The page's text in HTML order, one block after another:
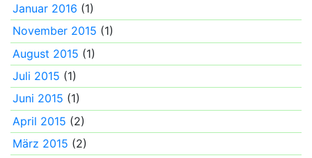
Januar 2016 (1)
November 2015 (1)
August 2015 (1)
Juli 2015 (1)
Juni 2015 (1)
April 2015 (2)
März 2015 (2)